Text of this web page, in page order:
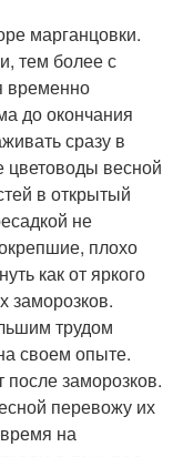
марганцовки.
тем более с
временно
до окончания
сразу в
цветоводы весной
в открытый
не
плохо
как от яркого
заморозков.
трудом
своем опыте.
заморозков.
перевожу их
на